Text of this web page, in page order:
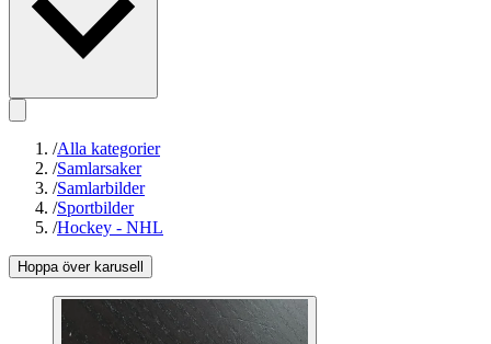
/Alla kategorier
/Samlarsaker
/Samlarbilder
/Sportbilder
/Hockey - NHL
Hoppa över karusell